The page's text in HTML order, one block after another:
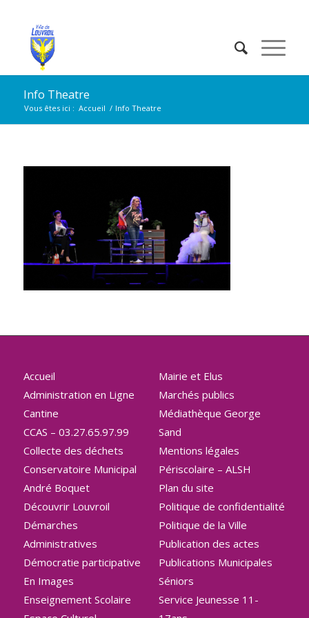
Info Theatre
Vous êtes ici : Accueil / Info Theatre
Accueil
Administration en Ligne
Cantine
CCAS – 03.27.65.97.99
Collecte des déchets
Conservatoire Municipal
André Boquet
Découvrir Louvroil
Démarches
Administratives
Démocratie participative
En Images
Enseignement Scolaire
Mairie et Elus
Marchés publics
Médiathèque George
Sand
Mentions légales
Périscolaire – ALSH
Plan du site
Politique de confidentialité
Politique de la Ville
Publication des actes
Publications Municipales
Séniors
Service Jeunesse 11-